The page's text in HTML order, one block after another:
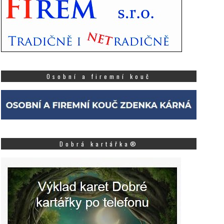
Osobní a firemní kouč
Dobrá kartářka®